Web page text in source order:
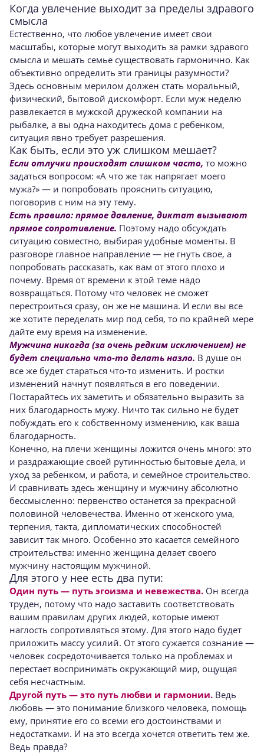
Когда увлечение выходит за пределы здравого
смысла
Естественно, что любое увлечение имеет свои
масштабы, которые могут выходить за рамки здравого
смысла и мешать семье существо­вать гармонично. Как
объективно определить эти границы разумности?
Здесь основным ме­рилом должен стать моральный,
физический, бытовой дискомфорт. Если муж неделю
развлекается в мужской дружеской компании на
рыбалке, а вы одна находитесь дома с ре­бенком,
ситуация явно требует разрешения.
Как быть, если это уж слишком мешает?
Если отлучки происходят слишком часто, то можно
задаться вопросом: «А что же так напрягает моего
мужа?» — и попро­бовать прояснить ситуацию,
поговорив с ним на эту тему.
Есть правило: прямое давление, дик­тат вызывают
прямое сопротивление. Поэтому надо обсуждать
ситуацию совместно, выбирая удобные моменты. В
разговоре главное направление — не гнуть свое, а
попробовать рассказать, как вам от этого плохо и
почему. Время от времени к этой теме надо
возвращать­ся. Потому что человек не сможет
перестроить­ся сразу, он же не машина. И если вы все
же хо­тите переделать мир под себя, то по крайней ме­ре
дайте ему время на изменение.
Мужчина никогда (за очень редким исключением) не
будет специально что-то делать назло. В душе он
все же будет ста­раться что-то изменить. И ростки
изменений начнут появляться в его поведении.
Постарай­тесь их заметить и обязательно выразить за
них благодарность мужу. Ничто так сильно не будет
побуждать его к собственному изменению, как ваша
благодарность.
Конечно, на плечи женщины ложится очень много: это
и раздражающие своей рутинностью бытовые дела, и
уход за ребенком, и работа, и се­мейное строительство.
И сравнивать здесь жен­щину и мужчину абсолютно
бессмысленно: пер­венство останется за прекрасной
половиной че­ловечества. Именно от женского ума,
терпения, такта, дипломатических способностей
зависит так много. Особенно это касается семейного
строительства: именно женщина делает своего
мужчину настоящим мужчиной.
Для этого у нее есть два пути:
Один путь — путь эгоизма и невежества. Он всегда
труден, потому что надо заставить соответ­ствовать
вашим правилам других людей, которые имеют
наглость сопротивляться этому. Для этого надо будет
приложить массу усилий. От этого су­жается сознание —
человек сосредоточивается только на проблемах и
перестает воспринимать окружающий мир, ощущая
себя несчастным.
Другой путь — это путь любви и гармонии. Ведь
любовь — это понимание близкого челове­ка, помощь
ему, принятие его со всеми его досто­инствами и
недостатками. И на это всегда хочет­ся ответить тем же.
Ведь правда?